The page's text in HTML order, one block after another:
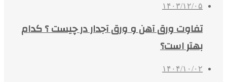
۱۴۰۳/۱۲/۰۵
تفاوت ورق آهن و ورق آجدار در چیست ؟ کدام
بهتر است؟
۱۴۰۴/۱۰/۰۲